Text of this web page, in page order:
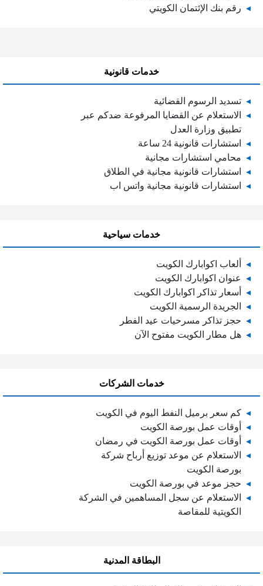
رقم بنك الإئتمان الكويتي
خدمات قانونية
تسديد الرسوم القضائية
الاستعلام عن القضايا المرفوعة ضدكم عبر
تطبيق وزارة العدل
استشارات قانونية 24 ساعة
محامي استشارات مجانية
استشارات قانونية مجانية في الطلاق
استشارات قانونية مجانية واتس اب
خدمات سياحية
ألعاب اكوابارك الكويت
عنوان اكوابارك الكويت
أسعار تذاكر اكوابارك الكويت
الجريدة الرسمية الكويت
حجز تذاكر مسرحيات عيد الفطر
هل مطار الكويت مفتوح الآن
خدمات الشركات
كم سعر برميل النفط اليوم في الكويت
أوقات عمل بورصة الكويت
أوقات عمل بورصة الكويت في رمضان
الاستعلام عن موعد توزيع أرباح شركة
بورصة الكويت
حجز موعد في بورصة الكويت
الاستعلام عن سجل المساهمين في الشركة
الكويتية للمقاصة
البطاقة المدنية